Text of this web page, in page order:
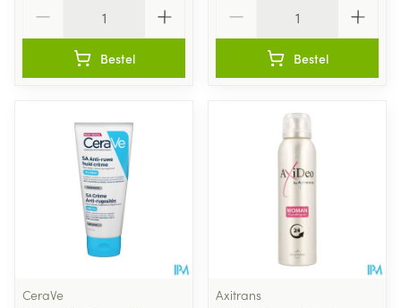
Bestel Bestel
CeraVe
Axitrans